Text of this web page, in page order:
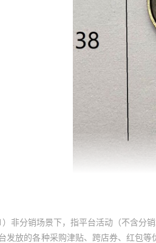
1）非分销场景下，指平台活动（不含分
发放的各种采购津贴、跨店券、红包